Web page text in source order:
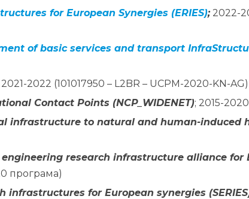
for European Synergies (ERIES);2022-
of basic services and transport
2021-2022 (101017950 – L2BR – UCPM-2020-KN-AG)
Contact Points (NCP_WIDENET); 2015-
infrastructure to natural and human-induced
research infrastructure alliance for
програма)
infrastructures for European synergies